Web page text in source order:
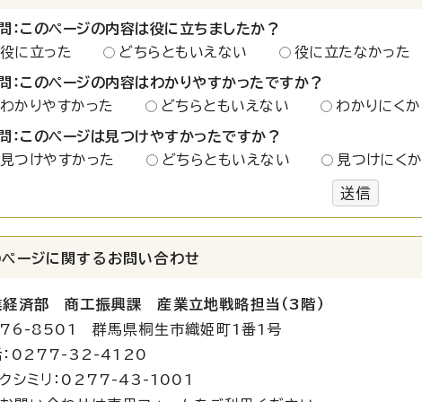
：このページの内容は役に立ちましたか？
役に立った
どちらともいえない 役に立たなかった
：このページの内容はわかりやすかったですか？
わかりやすかった
どちらともいえない わかりにくか
：このページは見つけやすかったですか？
見つけやすかった
どちらともいえない 見つけにく
送信
ージに関する お問い合わせ
経済部 商工振興課 産業立地戦略担当（3階）
8501 群馬県桐生市織姫町1番1号
：0277-32-4120
クシミリ：0277-43-1001